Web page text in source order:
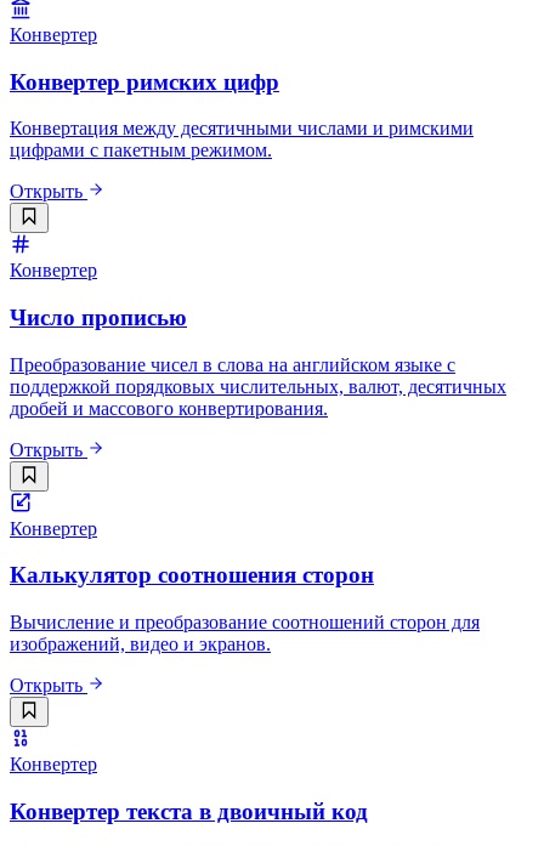
Конвертер
Конвертер римских цифр
Конвертация между десятичными числами и римскими
цифрами с пакетным режимом.
Открыть
Конвертер
Число прописью
Преобразование чисел в слова на английском языке с
поддержкой порядковых числительных, валют, десятичных
дробей и массового конвертирования.
Открыть
Конвертер
Калькулятор соотношения сторон
Вычисление и преобразование соотношений сторон для
изображений, видео и экранов.
Открыть
Конвертер
Конвертер текста в двоичный код